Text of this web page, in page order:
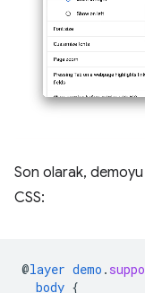
Son olarak,
CSS:
@layer demo .
body {